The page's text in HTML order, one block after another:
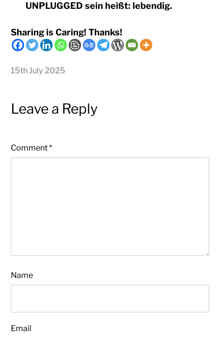
UNPLUGGED sein heißt: lebendig.
Sharing is Caring! Thanks!
15th July 2025
Leave a Reply
Comment*
Name
Email